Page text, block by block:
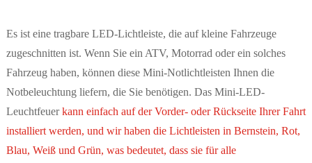
Es ist eine tragbare LED-Lichtleiste, die auf kleine Fahrzeuge
zugeschnitten ist. Wenn Sie ein ATV, Motorrad oder ein solches
Fahrzeug haben, können diese Mini-Notlichtleisten Ihnen die
Notbeleuchtung liefern, die Sie benötigen. Das Mini-LED-
Leuchtfeuerkann einfach auf der Vorder- oder Rückseite Ihrer Fahrt
installiert werden, und wir haben die Lichtleisten in Bernstein, Rot,
Blau, Weiß und Grün, was bedeutet, dass sie für alle